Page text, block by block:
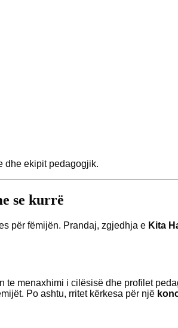
dhe ekipit pedagogjik.
se kurrë
për fëmijën. Prandaj, zgjedhja e Kita
menaxhimi i cilësisë dhe profilet
Po ashtu, rritet kërkesa për një